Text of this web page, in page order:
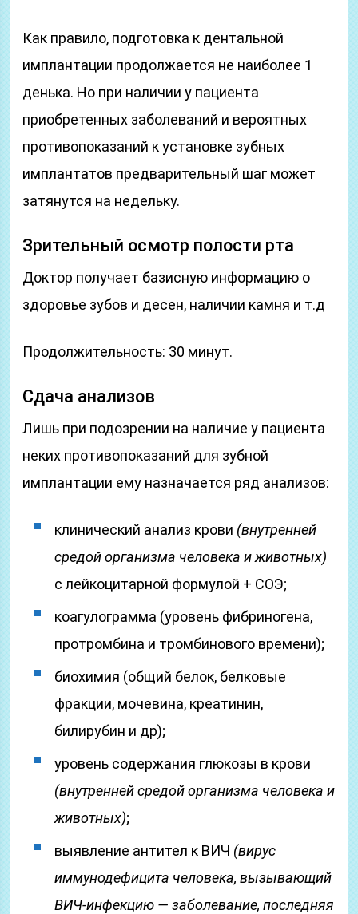
Как правило, подготовка к дентальной
имплантации продолжается не наиболее 1
денька. Но при наличии у пациента
приобретенных заболеваний и вероятных
противопоказаний к установке зубных
имплантатов предварительный шаг может
затянутся на недельку.
Зрительный осмотр полости рта
Доктор получает базисную информацию о
здоровье зубов и десен, наличии камня и т.д
Продолжительность: 30 минут.
Сдача анализов
Лишь при подозрении на наличие у пациента
неких противопоказаний для зубной
имплантации ему назначается ряд анализов:
клинический анализ крови (внутренней
средой организма человека и животных)
с лейкоцитарной формулой + СОЭ;
коагулограмма (уровень фибриногена,
протромбина и тромбинового времени);
биохимия (общий белок, белковые
фракции, мочевина, креатинин,
билирубин и др);
уровень содержания глюкозы в крови
(внутренней средой организма человека и
животных);
выявление антител к ВИЧ (вирус
иммунодефицита человека, вызывающий
ВИЧ-инфекцию — заболевание, последняя